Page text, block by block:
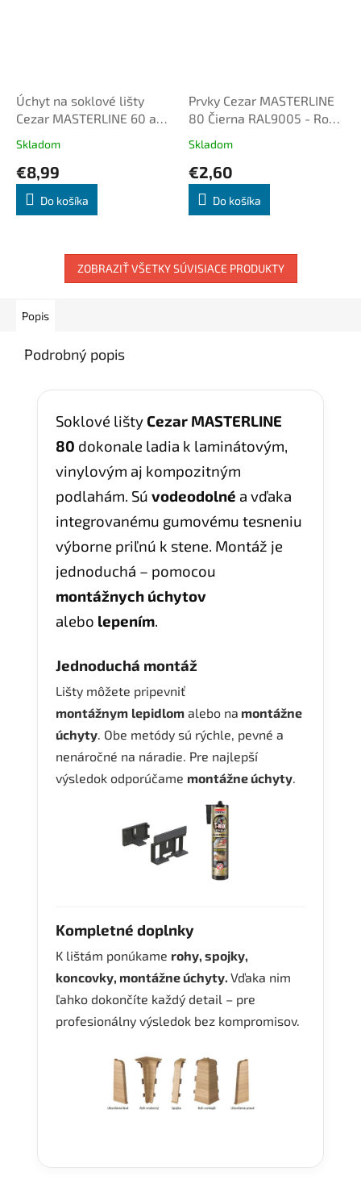
Úchyt na soklové lišty
Cezar MASTERLINE 60 a
HOLDER
Skladom
€8,99
Do košíka
Prvky Cezar MASTERLINE
80 Čierna RAL9005 - Roh
Skladom
€2,60
Do košíka
ZOBRAZIŤ VŠETKY SÚVISIACE PRODUKTY
Popis
Podrobný popis
Soklové lištyCezar MASTERLINE
80 dokonale ladia k laminátovým,
vinylovým aj kompozitným
podlahám. Sú vodeodolné a vďaka
integrovanému gumovému tesneniu
výborne priľnú k stene. Montáž je
jednoduchá – pomocou
montážnych úchytov
alebo lepením.
Jednoduchá montáž
Lišty môžete pripevniť
montážnym lepidlom alebo na montážne
úchyty. Obe metódy sú rýchle, pevné a
nenáročné na náradie. Pre najlepší
výsledok odporúčame montážne úchyty.
Kompletné doplnky
K lištám ponúkame rohy, spojky,
koncovky, montážne úchyty. Vďaka nim
ľahko dokončíte každý detail – pre
profesionálny výsledok bez kompromisov.